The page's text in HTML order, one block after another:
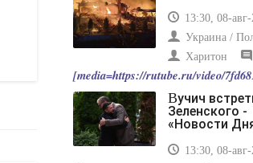
13:30, 08-
Украина /
Харитон
[media=https://rutube.ru/video/
Вучич встретил
Зеленского -
«Новости
13:30, 08-